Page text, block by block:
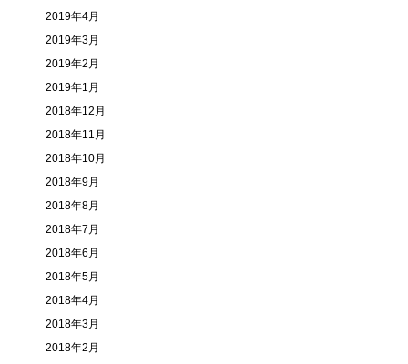
2019年4月
2019年3月
2019年2月
2019年1月
2018年12月
2018年11月
2018年10月
2018年9月
2018年8月
2018年7月
2018年6月
2018年5月
2018年4月
2018年3月
2018年2月